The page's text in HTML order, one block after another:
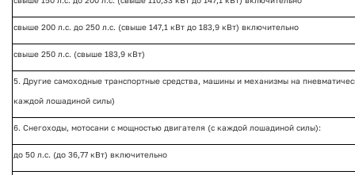
свыше 200 л.с. до 250 л.с. (свыше 147,1 кВт до 183,9 кВт) включительно
свыше 250 л.с. (свыше 183,9 кВт)
5. Другие самоходные транспортные средства, машины и механизмы на
каждой лошадиной силы)
6. Снегоходы, мотосани с мощностью двигателя (с каждой лошадиной силы):
до 50 л.с. (до 36,77 кВт) включительно